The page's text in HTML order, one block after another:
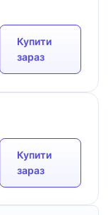
Купити
зараз
Купити
зараз